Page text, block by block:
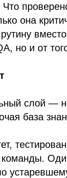
она
но и от
слой —
база